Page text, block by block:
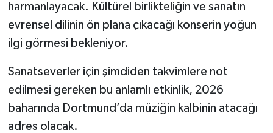
harmanlayacak. Kültürel birlikteliğin ve sanatın
evrensel dilinin ön plana çıkacağı konserin yoğun
ilgi görmesi bekleniyor.
Sanatseverler için şimdiden takvimlere not
edilmesi gereken bu anlamlı etkinlik, 2026
baharında Dortmund’da müziğin kalbinin atacağı
adres olacak.